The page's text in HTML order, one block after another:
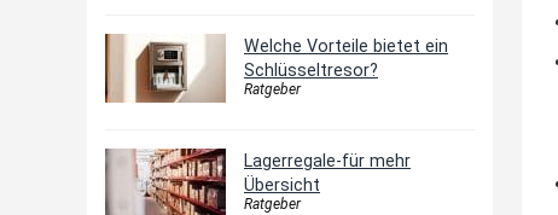
Welche Vorteile bietet ein
Schlüsseltresor?
Ratgeber
Lagerregale-für mehr
Übersicht
Ratgeber